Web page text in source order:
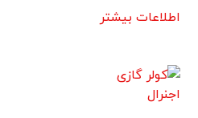
5.00
از 5
اطلاعات بیشتر